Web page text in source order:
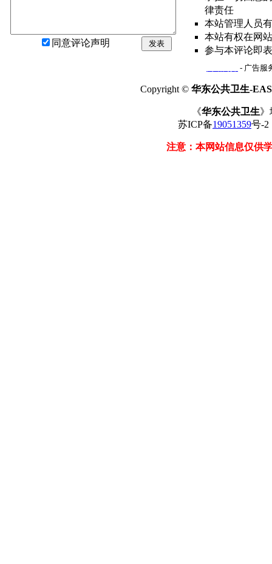
同意评论声明 发表
律责任
本站管理人员
本站有权在网
参与本评论即
- 广告服
Copyright © 华东公共卫生-
《华东公共卫生》
苏ICP备19051359号-
注意：本网站信息仅供